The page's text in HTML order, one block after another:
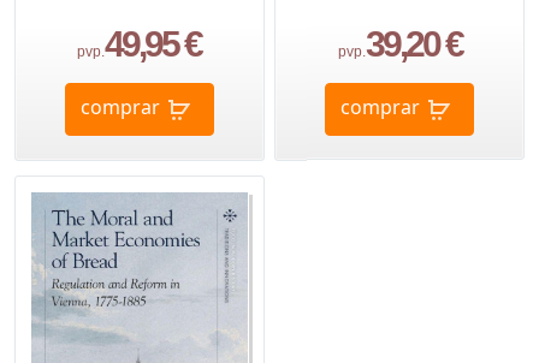
pvp.49,95 €
comprar
pvp. 39,20 €
comprar